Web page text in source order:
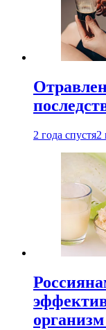
2 года спустя2